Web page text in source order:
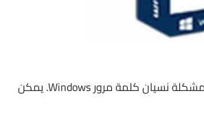
برنامج imyPass Windows Password Reset هو أداة قوية ومفيدة لحل مشكلة نسيان كلمة مرور Windows. يمكن